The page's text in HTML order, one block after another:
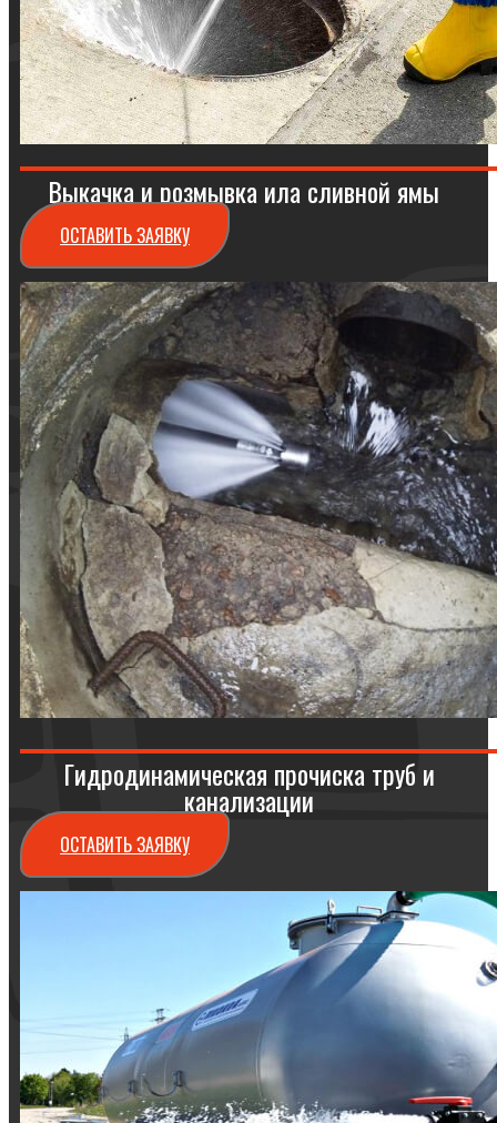
Выкачка и розмывка ила сливной ямы
ОСТАВИТЬ ЗАЯВКУ
Гидродинамическая прочиска труб и
канализации
ОСТАВИТЬ ЗАЯВКУ